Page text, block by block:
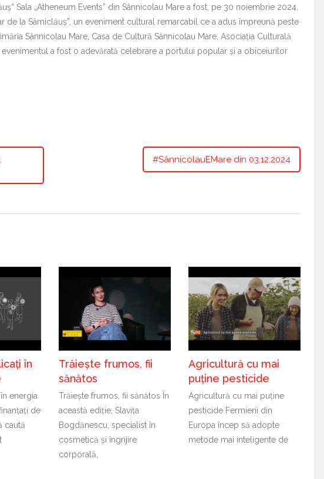
Sala „Atheneum Events” din Sânnicolau Mare a fost, pe 30 noiembrie 2024,
de la Sâmiclăuș”, un eveniment cultural remarcabil ce a adus împreună peste
Sânnicolau Mare, Casa de Cultură Sânnicolau Mare, Asociația Culturală
evenimentul a fost o adevărată celebrare a portului popular și a obiceiurilor
#SânnicolauEMare din 03.12.2024
în
energia
de
caută
Trăiește frumos, fii
sănătos
Trăiește frumos, fii sănătos În
această ediție, Slavița
Bogdănescu, specialist în
cosmetică și îngrijire
corporală,
Agricultură cu mai
puține pesticide
Agricultură cu mai puține
pesticide Fermierii din
Europa încep să adopte
metode mai inteligente de